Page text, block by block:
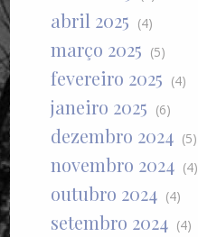
abril 2025 (4)
março 2025 (5)
fevereiro 2025 (4)
janeiro 2025 (6)
dezembro 2024 (5)
novembro 2024 (4)
outubro 2024 (4)
setembro 2024 (4)